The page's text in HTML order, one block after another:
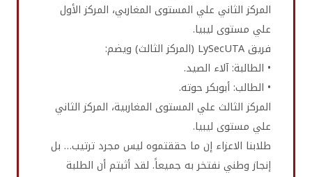
المركز الثاني علي المستوى المغاربي، المركز الأول
علي مستوى ليبيا.
فريق LySecUTA (المركز الثالث) ويضم:
• الطالبة: آلاء الصيد.
• الطالب: أبوبكر حوته.
المركز الثالث علي المستوى المغاربية، المركز الثاني
علي مستوى ليبيا.
طلابنا الاعزاء إن ما حققتموه ليس مجرد ترتيب… بل
إنجاز وطني نفتخر به جميعاً. لقد أثبتم أن الطلبة